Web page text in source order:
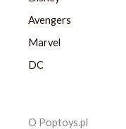
Avengers
Marvel
DC
O Poptoys.pl